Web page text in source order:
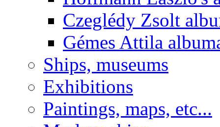
Czeglédy Zsolt
Gémes Attila
Ships, museums
Exhibitions
Paintings, maps, etc...